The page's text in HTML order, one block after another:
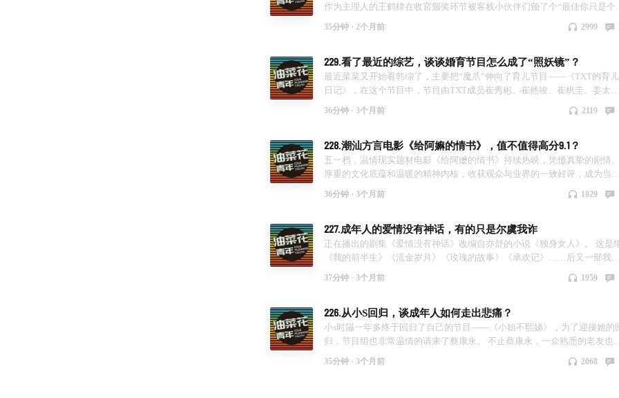
作为主理人的王鹤棣在收官颁奖环节被客栈小伙伴们颁了个“最佳你只是个王
中始终有底，有个群确实没有你。” 节目播出当晚（5月23日凌晨两点多），
确实不舒服。”工作室三点多跟上转发，还专门补充了一堆他在节目里的不容
易。结果本来该是综艺完结的温情尾声，硬是被玩成了一场“翻出来聊”的情
绪公审，舆论风向直线失控，“不舒服学”在一个周末之内红遍全网。 7个小
是他可以暂时脱下主理人身份，“做回自己”，而所谓拉小群，是为了帮他电
络语境里拉出来，放回熟人玩笑的语境中。 但舆论已经不准备接受解释了，
大家盯着的是王鹤棣那条“不舒服”的微博，并且迅速全网发酵。不舒服文学
就次展开……而在本期节目中，花花和菜菜也对这个事情谈及了自己的态度
35分钟 · 2个月前 2999
229.看了最近的综艺，谈谈婚育节目怎么成了“照妖镜”？
最近菜菜又开始看韩综了，主要把“魔爪”伸向了育儿节目——《TXT的育儿
日记》，在这个节目中，节目由TXT成员崔秀彬、崔然竣、崔杋圭、姜太显
志。该节目重启自2000年代初期的《育儿日记》节目形式，时隔24年重新制
集，反而引起了思考——怎么反而更害怕生孩子了呢？ 同时，国内的综艺
——《妻子的浪漫旅行》也引发了讨论，这个节目一直是展现“你侬我侬”
的，怎么到了这一季，因为孙杨也“翻了车”。不仅节目中备受争议，连很多
育节目，与恋爱类节目有本质不同。有些人通过节目让观众看到了他们的
目我们就聊聊这个！
36分钟 · 3个月前 2119
228.潮汕方言电影《给阿嫲的情书》，值不值得高分9.1？
五一档，温情现实题材电影《给阿嬷的情书》持续热映，凭借真挚的剧情、
厚重的文化底蕴和温暖的精神内核，收获观众与业界的一致好评，成为当下
部扎根潮汕本土文化的温情影片，《给阿嬷的情书》以潮汕侨批文化为切入
情与华丽特效，以真实动人的人物故事，还原岁月里的温情与大义，让观众
在光影之间看见平凡生活中的美好。 相较于商业爽片，油菜花青年认为：
片通过跨越山海的善意谎言、跨越半生的默默守望，诠释了陌生人之间纯粹
柔治愈的基调，能够安抚大众的焦虑情绪，带给观众温暖的精神慰藉。忍
36分钟 · 3个月前 1829
227.成年人的爱情没有神话，有的只是尔虞我诈
正在播出的剧集《爱情没有神话》改编自亦舒的小说《独身女人》。 这是
《我的前半生》《流金岁月》《玫瑰的故事》《承欢记》……后又一部我们
事更多的是在塑造都市女性，而不是强调故事情节，所以影视改编并不容
的人物设定为现在的网文作者和编辑的职业。 但，剧集第一次正视了亦舒的
情感观、人生观，强调就因为爱情容易让人痴狂，所以我们才更要努力清
醒，更要冷静处理，更需要智慧。而在当今的都市之中，男女都越来越强
节目聊了《爱情没有神话》这部剧集的改编；聊到了角色是否贴合；聊了
37分钟 · 3个月前 1959
226.从小S回归，谈成年人如何走出悲痛？
小s时隔一年多终于回归了自己的节目——《小姐不熙娣》，为了迎接她的
归，节目组也非常温情的请来了蔡康永。 不止蔡康永，一众熟悉的老友也纷
同框，多了几分历经世事的温柔与共情。镜头之下，没有刻意煽情，却处处
35分钟 · 3个月前 2068